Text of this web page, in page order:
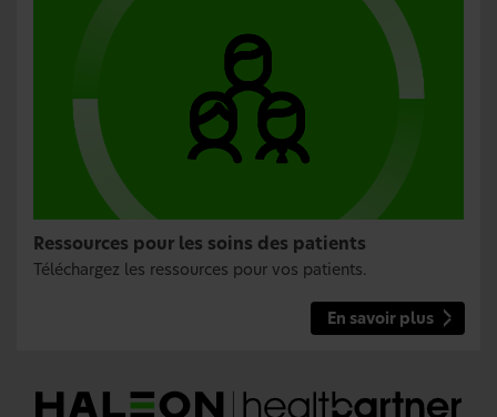
Ressources pour les soins des patients
Téléchargez les ressources pour vos patients.
En savoir plus